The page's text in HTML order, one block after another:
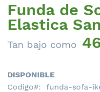
Funda de
Elastica
Tan bajo como
DISPONIBLE
Codigo
funda-sofa-
Saltar
al
comienzo
de
la
de
imágenes